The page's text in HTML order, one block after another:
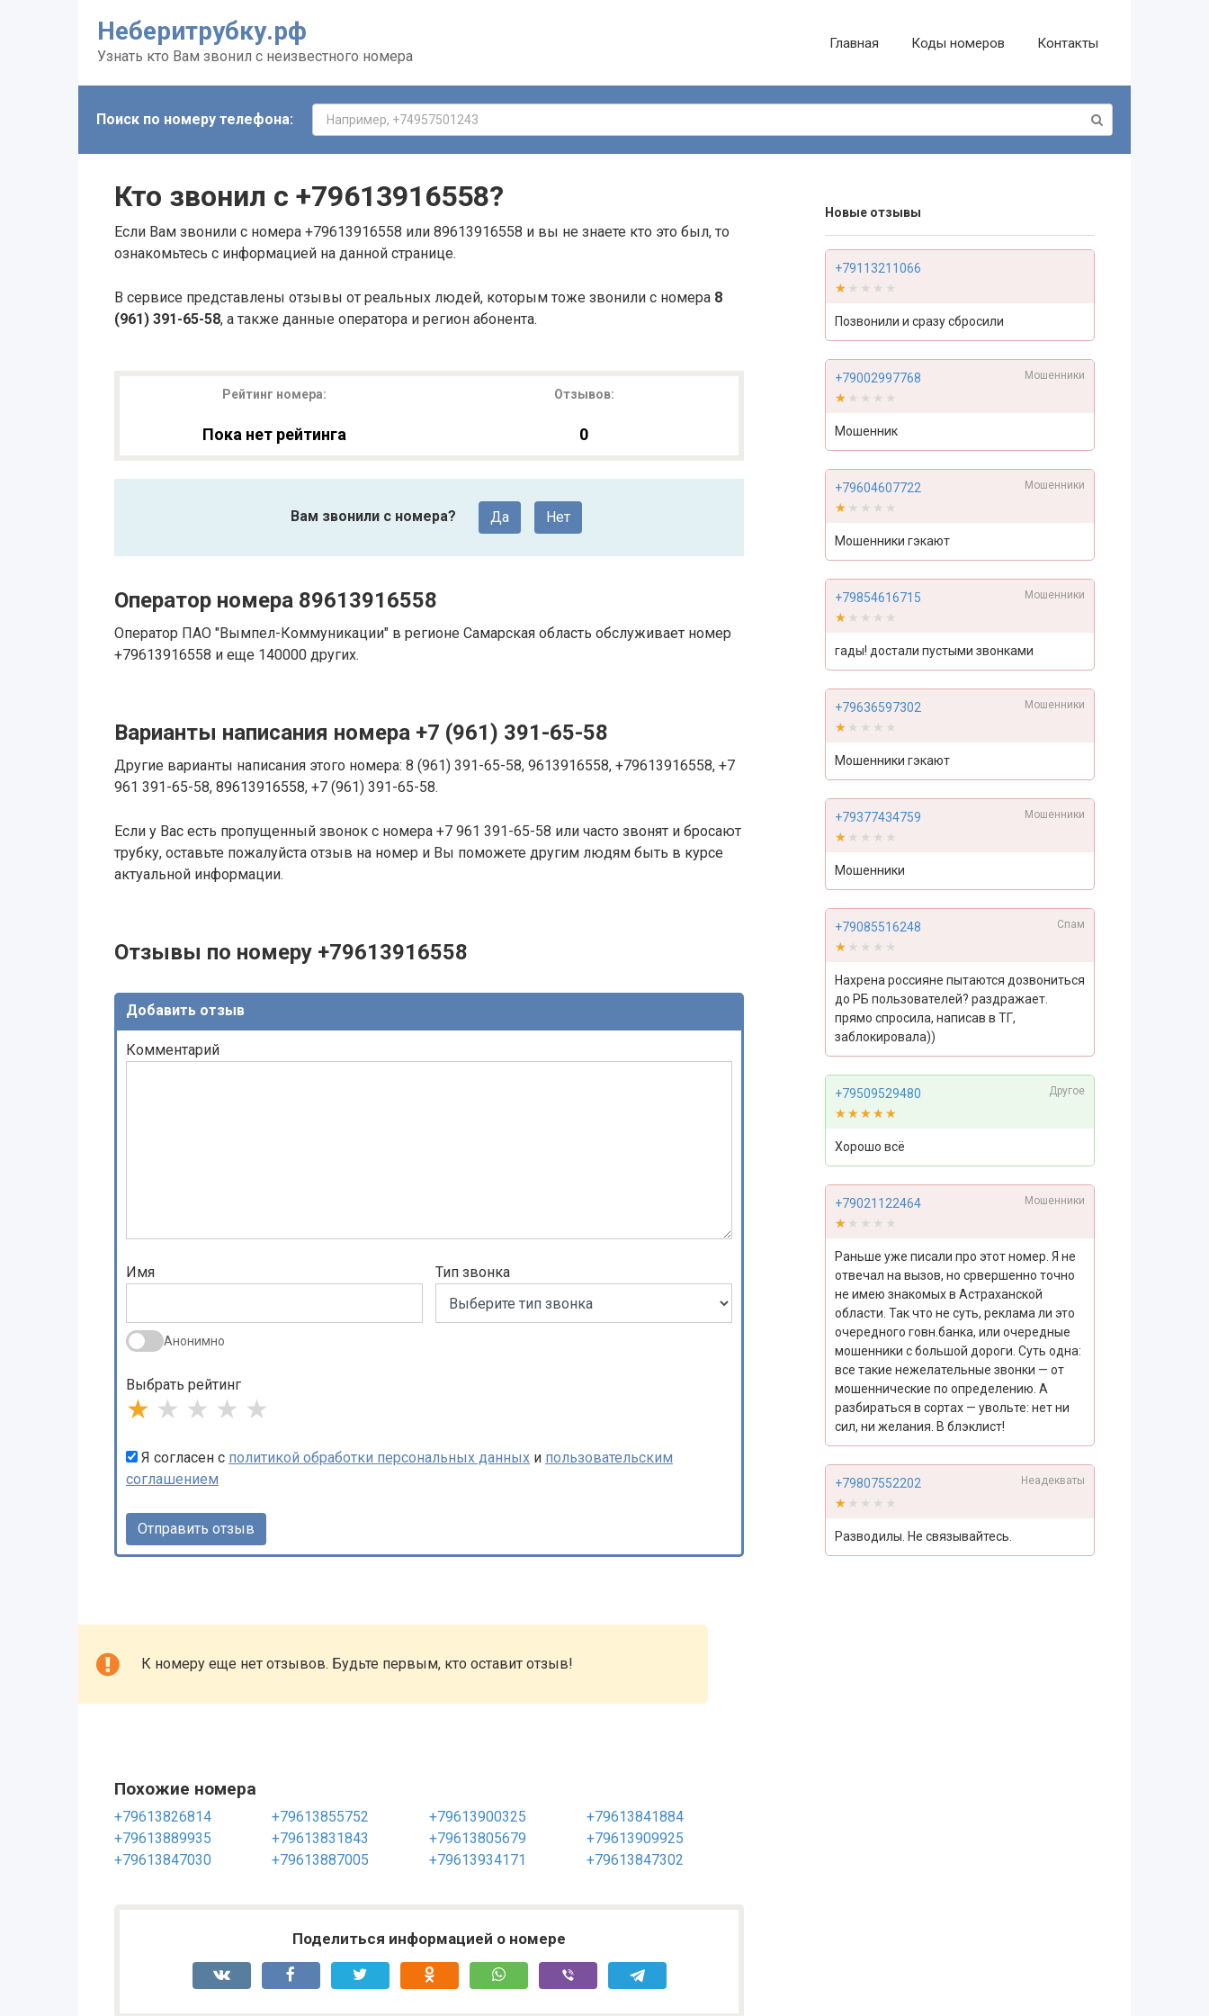
Неберитрубку.рф
Узнать кто Вам звонил с неизвестного номера
Главная Коды номеров Контакты
Поиск по номеру телефона:
Кто звонил с +79613916558?
Если Вам звонили с номера +79613916558 или 89613916558 и вы не знаете кто это был, то
ознакомьтесь с информацией на данной странице.
В сервисе представлены отзывы от реальных людей, которым тоже звонили с номера 8
(961) 391-65-58, а также данные оператора и регион абонента.
Рейтинг номера:
Пока нет рейтинга
Отзывов:
0
Вам звонили с номера? Да Нет
Оператор номера 89613916558
Оператор ПАО "Вымпел-Коммуникации" в регионе Самарская область обслуживает номер
+79613916558 и еще 140000 других.
Варианты написания номера +7 (961) 391-65-58
Другие варианты написания этого номера: 8 (961) 391-65-58, 9613916558, +79613916558, +7
961 391-65-58, 89613916558, +7 (961) 391-65-58.
Если у Вас есть пропущенный звонок с номера +7 961 391-65-58 или часто звонят и бросают
трубку, оставьте пожалуйста отзыв на номер и Вы поможете другим людям быть в курсе
актуальной информации.
Отзывы по номеру +79613916558
Добавить отзыв
Комментарий
Имя
Анонимно
Тип звонка
Выбрать рейтинг
★ ★ ★ ★ ★
Я согласен с политикой обработки персональных данных и пользовательским
соглашением
К номеру еще нет отзывов. Будьте первым, кто оставит отзыв!
Похожие номера
+79613826814 +79613855752 +79613900325
+79613841884
+79613889935
+79613831843 +79613805679
+79613909925
+79613847030
+79613887005 +79613934171 +79613847302
Поделиться информацией о номере
Новые отзывы
+79113211066
★★★★★
★★★★★
Позвонили и сразу сбросили
+79002997768 Мошенники
★★★★★
★★★★★
Мошенник
+79604607722 Мошенники
★★★★★
★★★★★
Мошенники гэкают
+79854616715 Мошенники
★★★★★
★★★★★
гады! достали пустыми звонками
+79636597302 Мошенники
★★★★★
★★★★★
Мошенники гэкают
+79377434759 Мошенники
★★★★★
★★★★★
Мошенники
+79085516248 Спам
★★★★★
★★★★★
Нахрена россияне пытаются дозвониться
до РБ пользователей? раздражает.
прямо спросила, написав в ТГ,
заблокировала))
+79509529480 Другое
★★★★★
★★★★★
Хорошо всё
+79021122464 Мошенники
★★★★★
★★★★★
Раньше уже писали про этот номер. Я не
отвечал на вызов, но срвершенно точно
не имею знакомых в Астраханской
области. Так что не суть, реклама ли это
очередного говн.банка, или очередные
мошенники с большой дороги. Суть одна:
все такие нежелательные звонки — от
мошеннические по определению. А
разбираться в сортах — увольте: нет ни
сил, ни желания. В блэклист!
+79807552202 Неадекваты
★★★★★
★★★★★
Разводилы. Не связывайтесь.